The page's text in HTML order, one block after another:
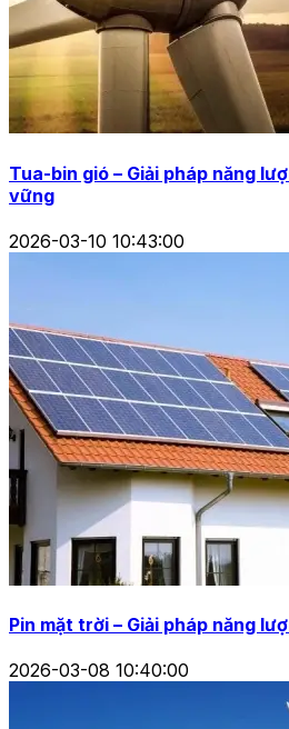
Tua-bin gió – Giải pháp năng
vững
2026-03-10 10:43:00
Pin mặt trời – Giải pháp năng
2026-03-08 10:40:00